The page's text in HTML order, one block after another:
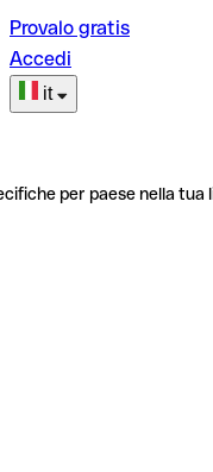
Provalo gratis
Accedi
it
per paese nella tua